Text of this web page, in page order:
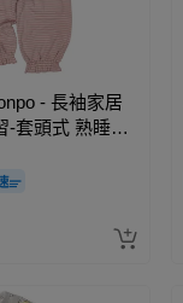
- 長袖家居
-套頭式 熟睡兔